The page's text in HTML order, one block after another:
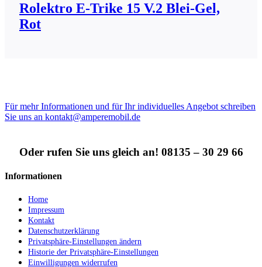
Rolektro E-Trike 15 V.2 Blei-Gel,
Rot
Für mehr Informationen und für Ihr individuelles Angebot schreiben
Sie uns an kontakt@amperemobil.de
Oder rufen Sie uns gleich an! 08135 – 30 29 66
Informationen
Home
Impressum
Kontakt
Datenschutzerklärung
Privatsphäre-Einstellungen ändern
Historie der Privatsphäre-Einstellungen
Einwilligungen widerrufen